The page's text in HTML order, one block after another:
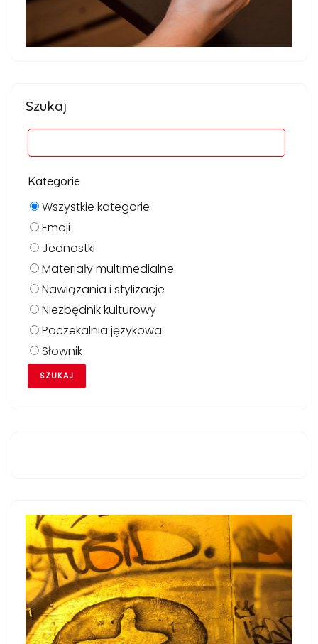
Szukaj
Kategorie
Wszystkie kategorie
Emoji
Jednostki
Materiały multimedialne
Nawiązania i stylizacje
Niezbędnik kulturowy
Poczekalnia językowa
Słownik